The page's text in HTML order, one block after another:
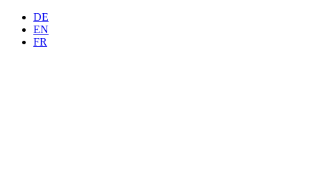
DE
EN
FR